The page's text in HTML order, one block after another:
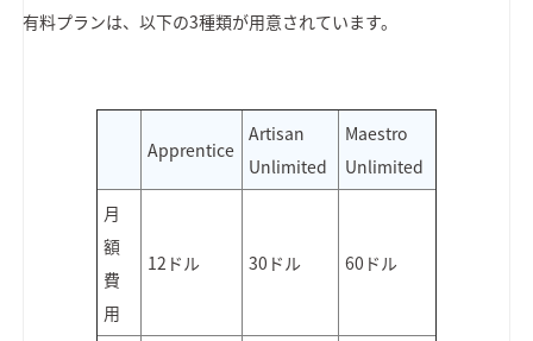
有料プランは、以下の3種類が用意されています。
Apprentice
Artisan
Unlimited
Maestro
Unlimited
月
額
費
用
12ドル 30ドル 60ドル